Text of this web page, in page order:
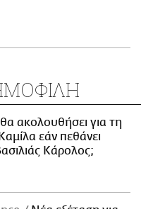
ακολουθήσει για τη
εάν πεθάνει
Κάρολος;